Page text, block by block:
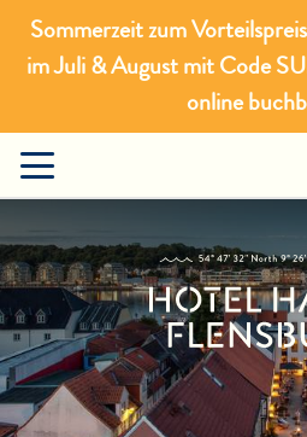
Sommerzeit zum
im Juli & August mit Code
online